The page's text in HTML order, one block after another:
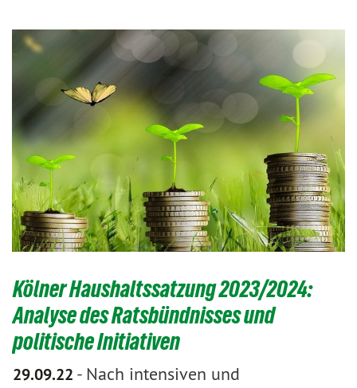
Kölner Haushaltssatzung 2023/2024:
Analyse des Ratsbündnisses und
politische Initiativen
29.09.22 - Nach intensiven und